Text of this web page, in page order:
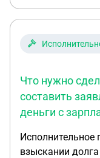
Что нужно
составить
деньги с
Исполнительное
взыскании